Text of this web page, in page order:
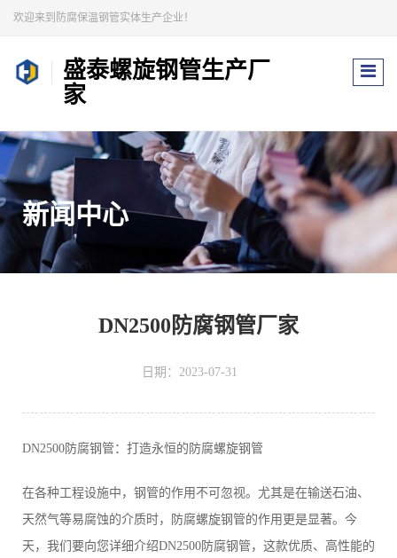
欢迎来到防腐保温钢管实体生产企业！
盛泰螺旋钢管生产厂
家
新闻中心
DN2500防腐钢管厂家
日期：2023-07-31
DN2500防腐钢管：打造永恒的防腐螺旋钢管
在各种工程设施中，钢管的作用不可忽视。尤其是在输送石油、
天然气等易腐蚀的介质时，防腐螺旋钢管的作用更是显著。今
天，我们要向您详细介绍DN2500防腐钢管，这款优质、高性能的